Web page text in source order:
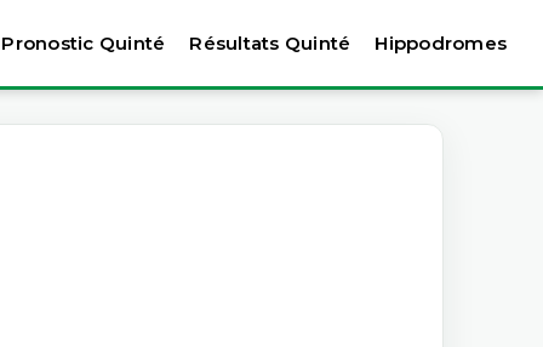
Pronostic Quinté Résultats Quinté Hippodromes